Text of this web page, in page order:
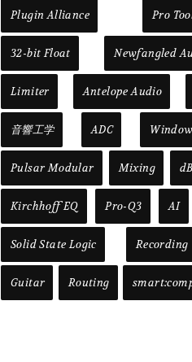
Plugin Alliance Pro
32-bit Float Newfangled
Limiter Antelope Audio
音響工学 ADC
Pulsar Modular Mixing
Kirchhoff EQ Pro-Q3 AI
Solid State Logic Recording
Guitar Routing